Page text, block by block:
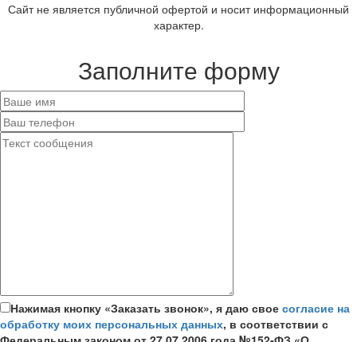
Сайт не является публичной офертой и носит информационный
характер.
Заполните форму
Нажимая кнопку «Заказать звонок», я даю свое согласие на
обработку моих персональных данных, в соответствии с